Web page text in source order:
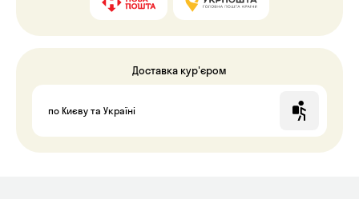
Доставка кур'єром
по Києву та Україні